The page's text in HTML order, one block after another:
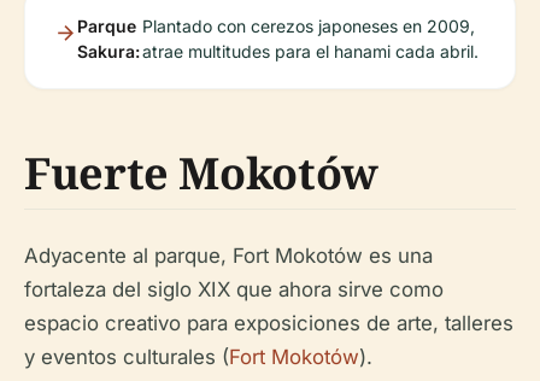
Parque
Sakura:
Plantado con cerezos japoneses en 2009,
atrae multitudes para el hanami cada abril.
Fuerte Mokotów
Adyacente al parque, Fort Mokotów es una
fortaleza del siglo XIX que ahora sirve como
espacio creativo para exposiciones de arte, talleres
y eventos culturales (Fort Mokotów).